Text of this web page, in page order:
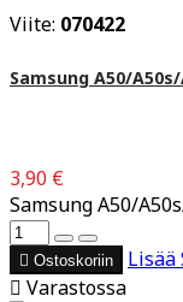
Viite: 070422
Samsung A50/
3,90 €
Samsung A50/
 Ostoskoriin Lisää
 Varastossa